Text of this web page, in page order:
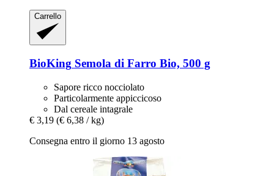
Carrello
BioKing Semola di Farro Bio, 500 g
Sapore ricco nocciolato
Particolarmente appiccicoso
Dal cereale intagrale
€ 3,19 (€ 6,38 / kg)
Consegna entro il giorno 13 agosto